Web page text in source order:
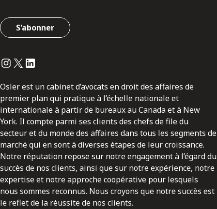
S'abonner
Instagram
Twitter
LinkedIn
Osler est un cabinet d’avocats en droit des affaires de
premier plan qui pratique à l’échelle nationale et
internationale à partir de bureaux au Canada et à New
York. Il compte parmi ses clients des chefs de file du
secteur et du monde des affaires dans tous les segments de
marché qui en sont à diverses étapes de leur croissance.
Notre réputation repose sur notre engagement à l’égard du
succès de nos clients, ainsi que sur notre expérience, notre
expertise et notre approche coopérative pour lesquels
nous sommes reconnus. Nous croyons que notre succès est
le reflet de la réussite de nos clients.